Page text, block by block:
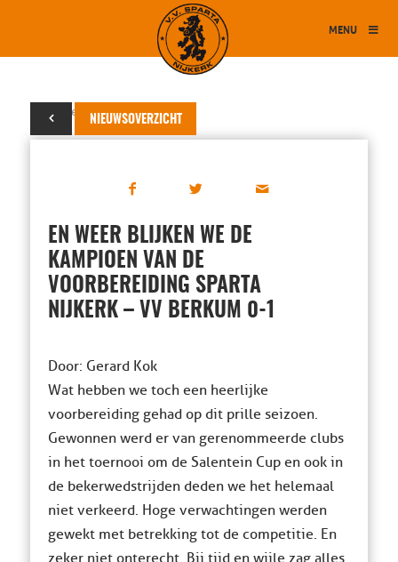
MENU
NIEUWSOVERZICHT
16 september 2017
EN WEER BLIJKEN WE DE
KAMPIOEN VAN DE
VOORBEREIDING SPARTA
NIJKERK – VV BERKUM 0-1
Door: Gerard Kok
Wat hebben we toch een heerlijke
voorbereiding gehad op dit prille seizoen.
Gewonnen werd er van gerenommeerde clubs
in het toernooi om de Salentein Cup en ook in
de bekerwedstrijden deden we het helemaal
niet verkeerd. Hoge verwachtingen werden
gewekt met betrekking tot de competitie. En
zeker niet onterecht. Bij tijd en wijle zag alles